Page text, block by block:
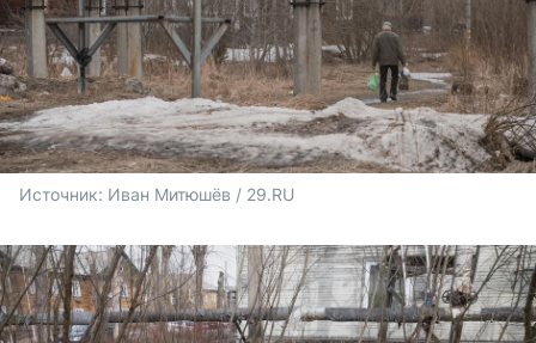
Источник: Иван Митюшёв / 29.RU